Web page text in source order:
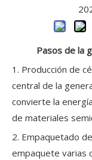
Pasos de la
1. Producción de
central de la
convierte la
de materiales
2. Empaquetado
empaquete varias